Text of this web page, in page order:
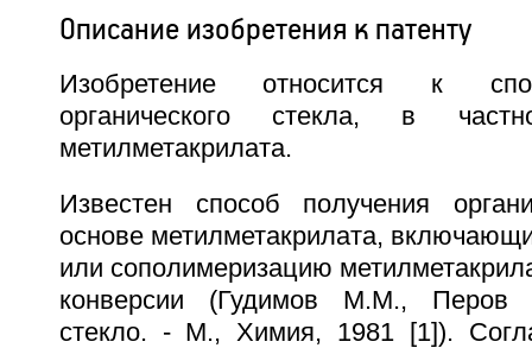
Описание изобретения к патенту
Изобретение относится к
органического стекла, в
метилметакрилата.
Известен способ получения
основе метилметакрилата,
или сополимеризацию
конверсии (Гудимов М.М., Перов
стекло. - М., Химия, 1981 [1]).